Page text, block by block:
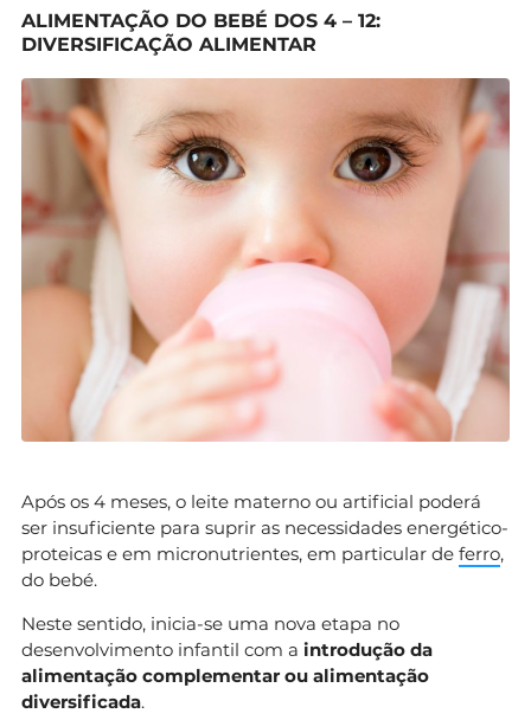
ALIMENTAÇÃO DO BEBÉ DOS 4 – 12:
DIVERSIFICAÇÃO ALIMENTAR
Após os 4 meses, o leite materno ou artificial poderá
ser insuficiente para suprir as necessidades energético-
proteicas e em micronutrientes, em particular de ferro,
do bebé.
Neste sentido, inicia-se uma nova etapa no
desenvolvimento infantil com a introdução da
alimentação complementar ou alimentação
diversificada.